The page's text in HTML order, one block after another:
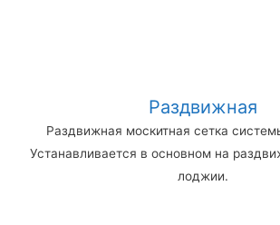
Раздвижная
Раздвижная москитная сетка
Устанавливается в основном на
лоджии.